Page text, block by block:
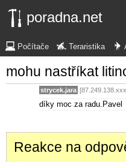
poradna.net
Počítače Teraristika
mohu nastříkat
strycek.jara
díky moc za radu.Pavel
Reakce na